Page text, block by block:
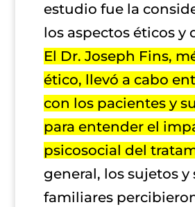
estudio fue la
los aspectos éticos y
El Dr. Joseph Fins,
ético, llevó a cabo
con los pacientes y
para entender el
psicosocial del
general, los sujetos y
familiares